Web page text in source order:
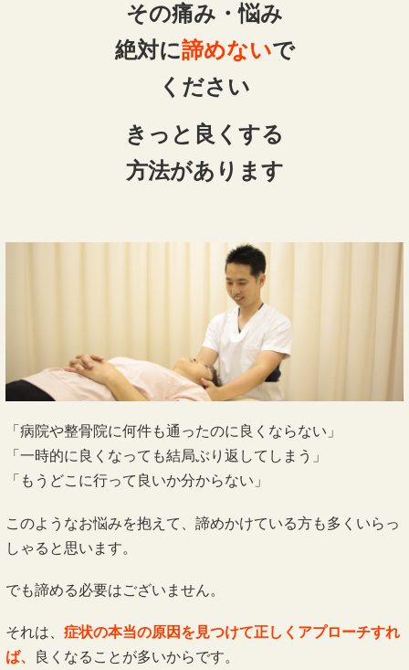
その痛み・悩み
絶対に諦めないで
ください
きっと良くする
方法があります
「病院や整骨院に何件も通ったのに良くならない」
「一時的に良くなっても結局ぶり返してしまう」
「もうどこに行って良いか分からない」
このようなお悩みを抱えて、諦めかけている方も多くいらっ
しゃると思います。
でも諦める必要はございません。
それは、 症状の本当の原因を見つけて正しくアプローチすれ
ば、
良くなることが多いからです。